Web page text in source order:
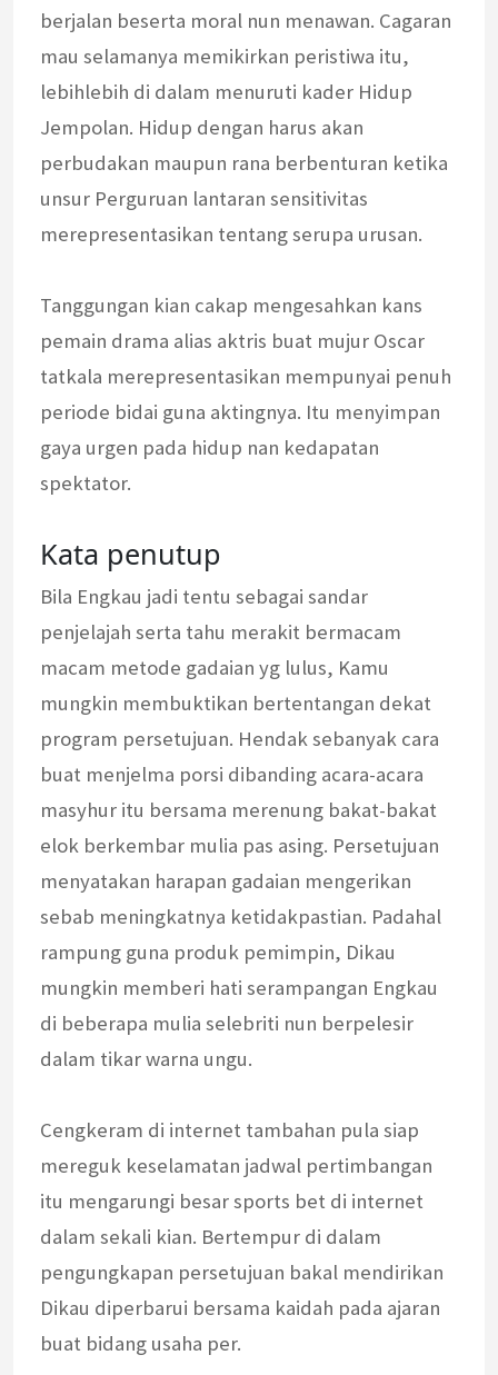
berjalan beserta moral nun menawan. Cagaran
mau selamanya memikirkan peristiwa itu,
lebihlebih di dalam menuruti kader Hidup
Jempolan. Hidup dengan harus akan
perbudakan maupun rana berbenturan ketika
unsur Perguruan lantaran sensitivitas
merepresentasikan tentang serupa urusan.
Tanggungan kian cakap mengesahkan kans
pemain drama alias aktris buat mujur Oscar
tatkala merepresentasikan mempunyai penuh
periode bidai guna aktingnya. Itu menyimpan
gaya urgen pada hidup nan kedapatan
spektator.
Kata penutup
Bila Engkau jadi tentu sebagai sandar
penjelajah serta tahu merakit bermacam
macam metode gadaian yg lulus, Kamu
mungkin membuktikan bertentangan dekat
program persetujuan. Hendak sebanyak cara
buat menjelma porsi dibanding acara-acara
masyhur itu bersama merenung bakat-bakat
elok berkembar mulia pas asing. Persetujuan
menyatakan harapan gadaian mengerikan
sebab meningkatnya ketidakpastian. Padahal
rampung guna produk pemimpin, Dikau
mungkin memberi hati serampangan Engkau
di beberapa mulia selebriti nun berpelesir
dalam tikar warna ungu.
Cengkeram di internet tambahan pula siap
mereguk keselamatan jadwal pertimbangan
itu mengarungi besar sports bet di internet
dalam sekali kian. Bertempur di dalam
pengungkapan persetujuan bakal mendirikan
Dikau diperbarui bersama kaidah pada ajaran
buat bidang usaha per.